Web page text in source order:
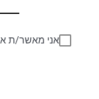
אני מאשר/ת